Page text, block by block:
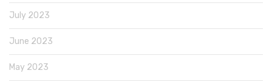
July 2023
June 2023
May 2023